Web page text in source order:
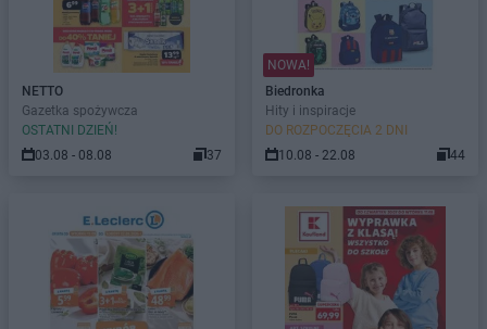
NETTO
Gazetka spożywcza
OSTATNI DZIEŃ!
03.08 - 08.08
37
NOWA!
Biedronka
Hity i inspiracje
DO ROZPOCZĘCIA 2 DNI
10.08 - 22.08
44